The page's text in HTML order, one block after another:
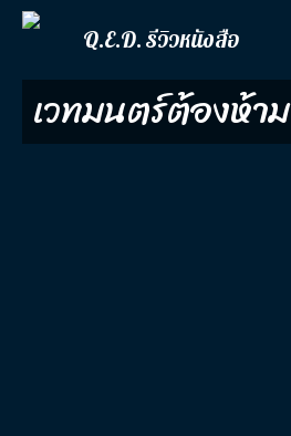
Q.E.D. รีวิวหนังสือ
เวทมนตร์ต้องห้าม